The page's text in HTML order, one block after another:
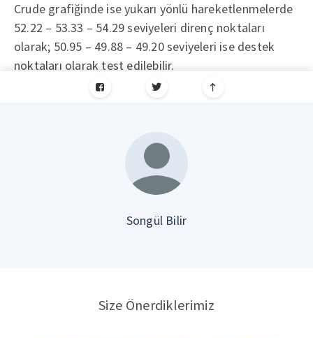
Crude grafiğinde ise yukarı yönlü hareketlenmelerde
52.22 – 53.33 – 54.29 seviyeleri direnç noktaları
olarak; 50.95 – 49.88 – 49.20 seviyeleri ise destek
noktaları olarak test edilebilir.
Songül Bilir
Size Önerdiklerimiz